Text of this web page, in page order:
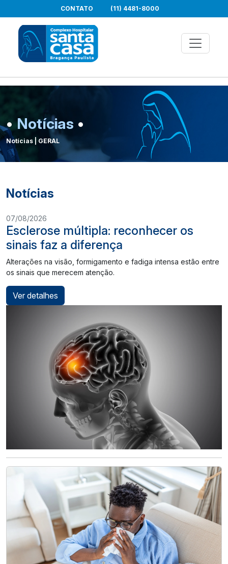
CONTATO (11) 4481-8000
• Notícias •
Notícias | GERAL
Notícias
07/08/2026
Esclerose múltipla: reconhecer os
sinais faz a diferença
Alterações na visão, formigamento e fadiga intensa estão entre
os sinais que merecem atenção.
Ver detalhes